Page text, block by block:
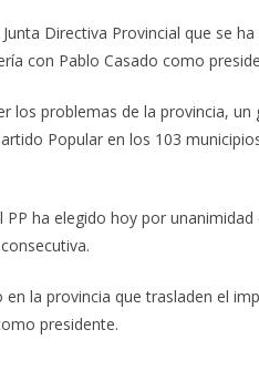
Directiva Provincial que se
con Pablo Casado como
problemas de la provincia,
Popular en los 103
ha elegido hoy por
la provincia que trasladen el
presidente.